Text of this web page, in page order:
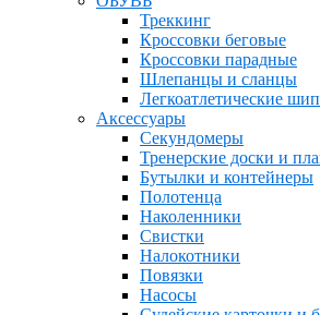
Треккинг
Кроссовки беговые
Кроссовки парадные
Шлепанцы и сланцы
Легкоатлетические
Аксессуары
Секундомеры
Тренерские доски и
Бутылки и контейнеры
Полотенца
Наколенники
Свистки
Налокотники
Повязки
Насосы